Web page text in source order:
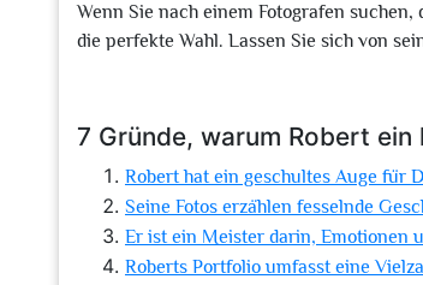
Wenn Sie nach einem Fotografen
die perfekte Wahl. Lassen Sie sich von
7 Gründe, warum Robert
Robert hat ein geschultes Auge für
Seine Fotos erzählen fesselnde
Er ist ein Meister darin, Emotionen
Roberts Portfolio umfasst eine